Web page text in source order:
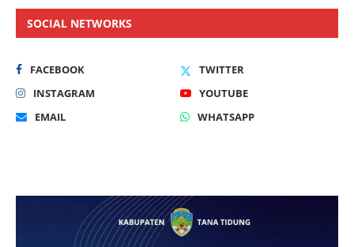
SOCIAL NETWORKS
FACEBOOK
TWITTER
INSTAGRAM
YOUTUBE
EMAIL
WHATSAPP